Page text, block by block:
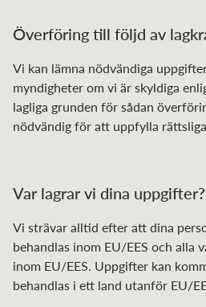
Överföring till följd av
Vi kan lämna nödvändiga
myndigheter om vi är skyldiga
lagliga grunden för sådan
nödvändig för att uppfylla
Var lagrar vi dina uppgifter?
Vi strävar alltid efter att dina
behandlas inom EU/EES och alla
inom EU/EES. Uppgifter kan
behandlas i ett land utanför EU/